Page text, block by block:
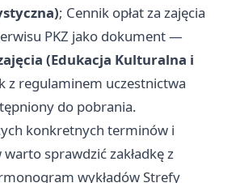
; Cennik opłat za zajęcia
PKZ jako dokument —
(Edukacja Kulturalna i
z regulaminem uczestnictwa
do pobrania.
konkretnych terminów i
sprawdzić zakładkę z
wykładów Strefy